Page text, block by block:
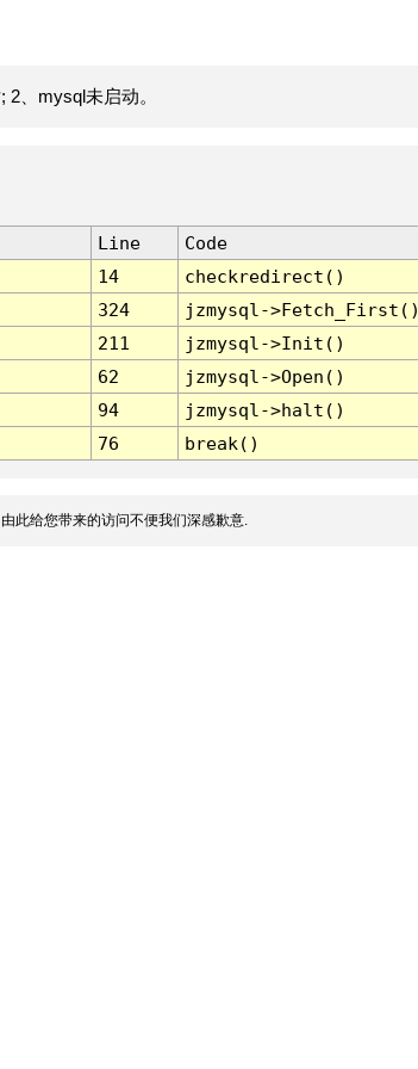
、mysql未启动。
Line
Code
14
checkredirect()
324
jzmysql-
211
jzmysql->Init()
62
jzmysql->Open()
94
jzmysql->halt()
76 break()
此给您带来的访问不便我们深感歉意.